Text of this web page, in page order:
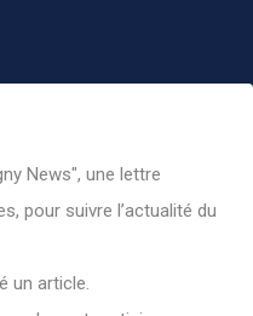
News", une lettre
pour suivre l’actualité du
un article.